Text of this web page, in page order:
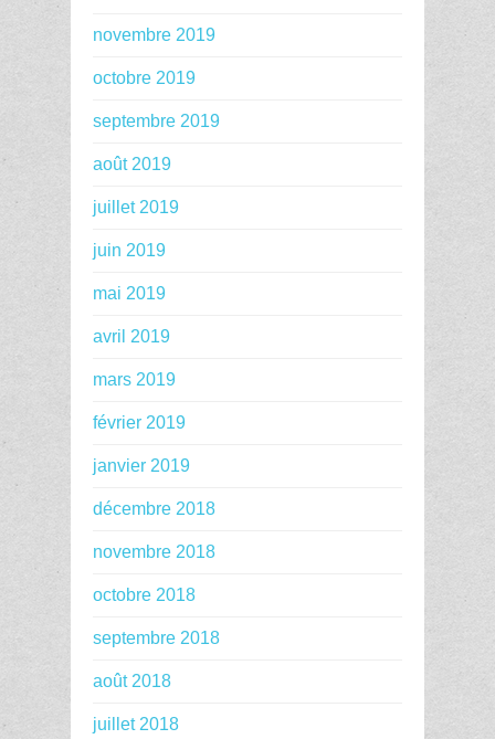
novembre 2019
octobre 2019
septembre 2019
août 2019
juillet 2019
juin 2019
mai 2019
avril 2019
mars 2019
février 2019
janvier 2019
décembre 2018
novembre 2018
octobre 2018
septembre 2018
août 2018
juillet 2018